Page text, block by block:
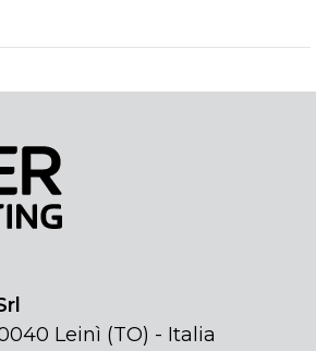
Leinì (TO) - Italia